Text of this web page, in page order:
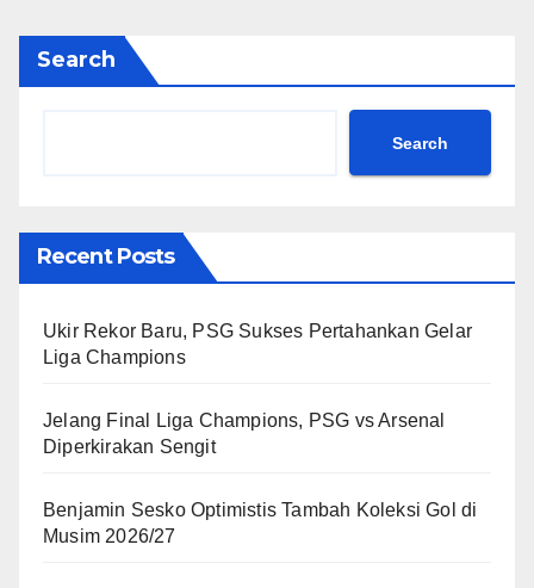
Search
Search
Recent Posts
Ukir Rekor Baru, PSG Sukses Pertahankan Gelar
Liga Champions
Jelang Final Liga Champions, PSG vs Arsenal
Diperkirakan Sengit
Benjamin Sesko Optimistis Tambah Koleksi Gol di
Musim 2026/27